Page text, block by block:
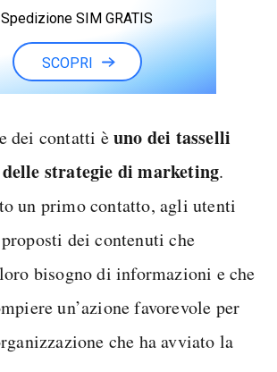
Spedizione SIM GRATIS
SCOPRI
dei contatti èuno dei tasselli
strategie di marketing.
un primo contatto, agli utenti
dei contenuti che
bisogno di informazioni e che
un’azione favorevole per
che ha avviato la